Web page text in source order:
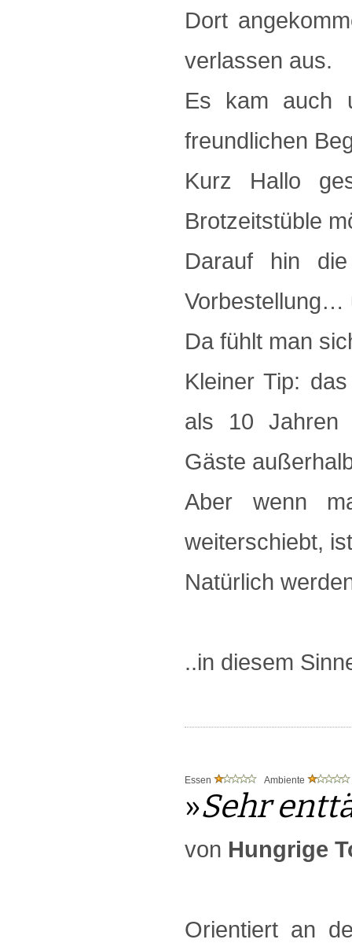
Dort
verlassen aus.
Es kam auch
freundlichen
Kurz Hallo
Brotzeitstüble
Darauf hin
Vorbestellung…
Da fühlt man
Kleiner Tip:
als 10 Jahren
Gäste
Aber wenn
weiterschiebt,
Natürlich
..in diesem
Essen Ambiente
»Sehr
von Hungrige
Orientiert an